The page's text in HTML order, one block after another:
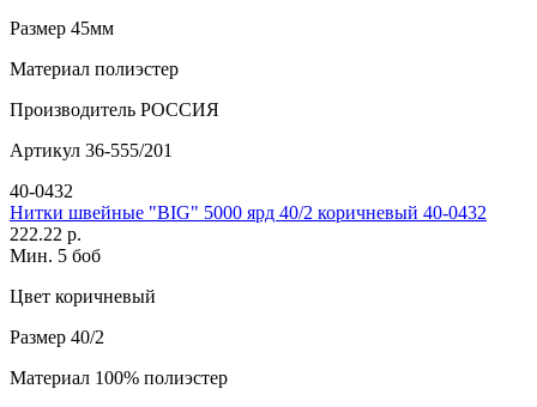
Размер 45мм
Материал полиэстер
Производитель РОССИЯ
Артикул 36-555/201
40-0432
Нитки швейные "BIG" 5000 ярд 40/2 коричневый 40-0432
222.22 р.
Мин. 5 боб
Цвет коричневый
Размер 40/2
Материал 100% полиэстер